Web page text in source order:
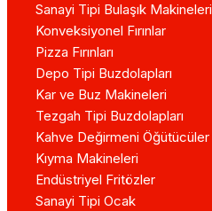
Sanayi Tipi Bulaşık Makineleri
Konveksiyonel Fırınlar
Pizza Fırınları
Depo Tipi Buzdolapları
Kar ve Buz Makineleri
Tezgah Tipi Buzdolapları
Kahve Değirmeni Öğütücüler
Kıyma Makineleri
Endüstriyel Fritözler
Sanayi Tipi Ocak